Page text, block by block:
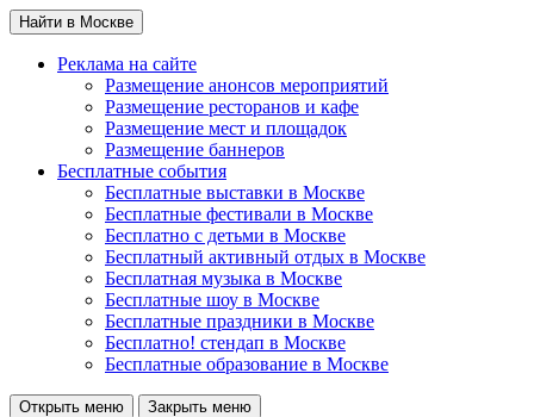
Найти в Москве
Реклама на сайте
Размещение анонсов мероприятий
Размещение ресторанов и кафе
Размещение мест и площадок
Размещение баннеров
Бесплатные события
Бесплатные выставки в Москве
Бесплатные фестивали в Москве
Бесплатно с детьми в Москве
Бесплатный активный отдых в Москве
Бесплатная музыка в Москве
Бесплатные шоу в Москве
Бесплатные праздники в Москве
Бесплатно! стендап в Москве
Бесплатные образование в Москве
Открыть меню Закрыть меню